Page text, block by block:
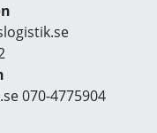
070-4775904